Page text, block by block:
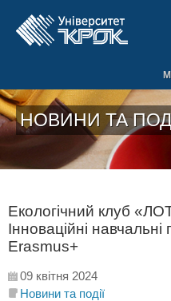
НОВИНИ ТА
Екологічний клуб
Інноваційні
Erasmus+
09 квітня 2024
Новини та події